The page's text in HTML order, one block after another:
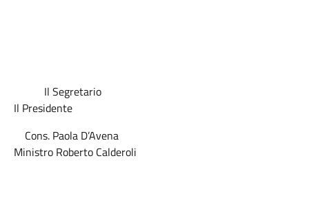
Il Segretario
Il Presidente
Cons. Paola D’Avena
Ministro Roberto Calderoli